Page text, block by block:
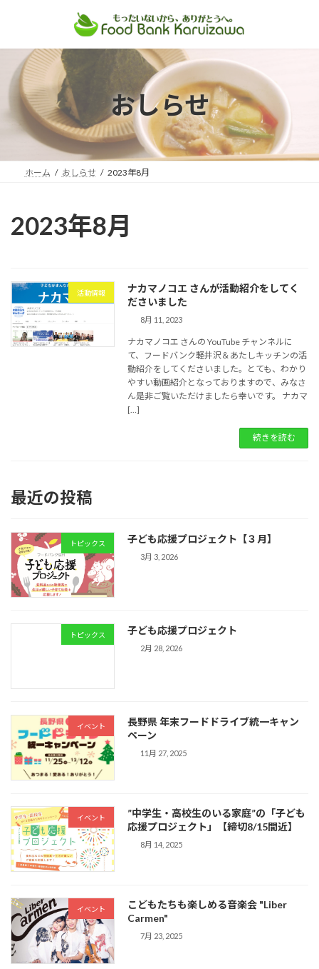
ツ
シ
おしらせ
ホーム おしらせ 2023年8月
2023年8月
活動情報
ナカマノコエ さんが活動紹介をしてく
ださいました
8月 11, 2023
ナカマノコエ さんの YouTube チャンネルに
て、フードバンク軽井沢＆あたしキッチンの活
動紹介をしてくださいました。とても、わかり
やすい動画紹介となっておりますので、みなさ
ん是非ご覧いただけましたら幸いです。 ナカマ
[…]
続きを読む
最近の投稿
トピックス 子ども応援プロジェクト【３月】
3月 3, 2026
トピックス 子ども応援プロジェクト
2月 28, 2026
イベント
長野県 年末フードドライブ統一キャン
ペーン
11月 27, 2025
イベント
”中学生・高校生のいる家庭”の「子ども
応援プロジェクト」【締切8/15間近】
8月 14, 2025
イベント
こどもたちも楽しめる音楽会 "Liber
Carmen"
7月 23, 2025